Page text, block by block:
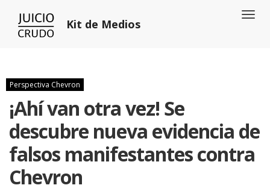
Kit de Medios
Perspectiva Chevron
¡Ahí van otra vez! Se
descubre nueva evidencia de
falsos manifestantes contra
Chevron